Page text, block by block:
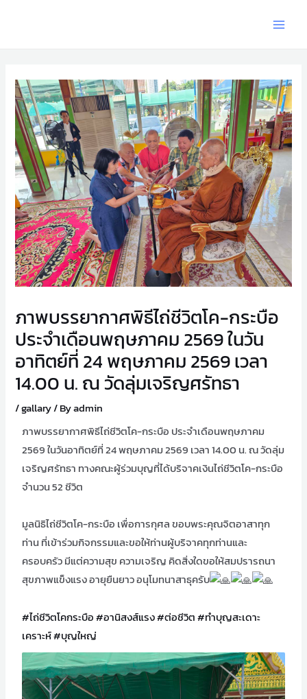
ภาพบรรยากาศพิธีไถ่ชีวิตโค-กระบือ
ประจำเดือนพฤษภาคม 2569 ในวัน
อาทิตย์ที่ 24 พฤษภาคม 2569 เวลา
14.00 น. ณ วัดลุ่มเจริญศรัทธา
/gallary/ Byadmin
ภาพบรรยากาศพิธีไถ่ชีวิตโค-กระบือ ประจำเดือนพฤษภาคม
2569 ในวันอาทิตย์ที่ 24 พฤษภาคม 2569 เวลา 14.00 น. ณ วัดลุ่ม
เจริญศรัทธา ทางคณะผู้ร่วมบุญที่ได้บริจาคเงินไถ่ชีวิตโค-กระบือ
จำนวน 52 ชีวิต
มูลนิธิไถ่ชีวิตโค-กระบือ เพื่อการกุศล ขอบพระคุณจิตอาสาทุก
ท่าน ที่เข้าร่วมกิจกรรมและขอให้ท่านผู้บริจาคทุกท่านและ
ครอบครัว มีแต่ความสุข ความเจริญ คิดสิ่งใดขอให้สมปรารถนา
สุขภาพแข็งแรง อายุยืนยาว อนุโมทนาสาธุครับ
#ไถ่ชีวิตโคกระบือ #อานิสงส์แรง#ต่อชีวิต #ทำบุญสะเดาะ
เคราะห์#บุญใหญ่